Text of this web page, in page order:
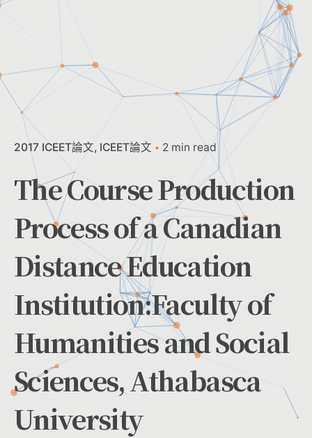
2017 ICEET論文 ICEET論文 2 min read
The Course Production
Process of a Canadian
Distance Education
Institution:Faculty of
Humanities and Social
Sciences, Athabasca
University